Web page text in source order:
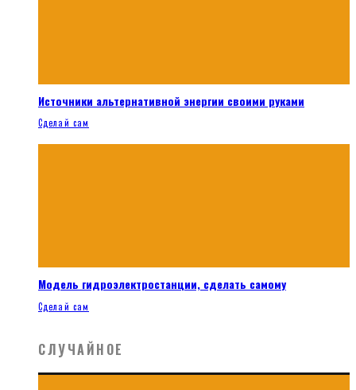
Источники альтернативной энергии своими руками
Сделай сам
Модель гидроэлектростанции, сделать самому
Сделай сам
СЛУЧАЙНОЕ